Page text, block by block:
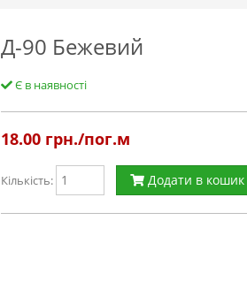
Д-90 Бежевий
Є в наявності
18.00 грн./пог.м
Кількість: Додати в кошик